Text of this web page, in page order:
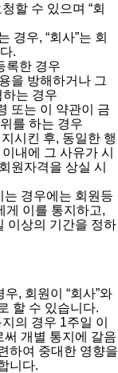
할 수 있으며 “회
경우, “회사”는 회
.
록한 경우
을 방해하거나 그
는 경우
또는 이 약관이 금
를 하는 경우
시킨 후, 동일한 행
내에 그 사유가 시
원자격을 상실 시
는 경우에는 회원등
게 이를 통지하고,
이상의 기간을 정하
, 회원이 “회사”와
할 수 있습니다.
의 경우 1주일 이
써 개별 통지에 갈음
하여 중대한 영향을
니다.